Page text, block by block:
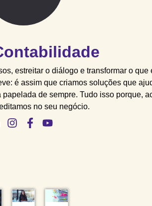
estreitar o diálogo e transformar o que
é assim que criamos soluções que
de sempre. Tudo isso porque,
no seu negócio.